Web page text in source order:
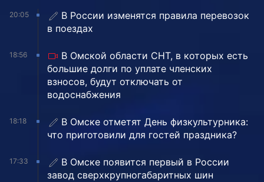
20:05
В России изменятся правила перевозок
в поездах
18:56
В Омской области СНТ, в которых есть
большие долги по уплате членских
взносов, будут отключать от
водоснабжения
18:18
В Омске отметят День физкультурника:
что приготовили для гостей праздника?
17:33
В Омске появится первый в России
завод сверхкрупногабаритных шин